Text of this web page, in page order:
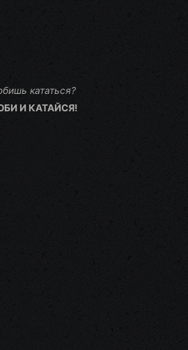
кататься?
И КАТАЙСЯ!